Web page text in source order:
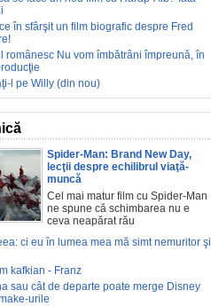
în sfârşit un film biografic despre Fred
românesc Nu vom îmbătrâni împreună, în
l pe Willy (din nou)
Spider-Man: Brand New Day,
lecţii despre echilibrul viaţă-
muncă
Cel mai matur film cu Spider-Man
ne spune că schimbarea nu e
ceva neapărat rău
ci eu în lumea mea mă simt nemuritor şi
kafkian - Franz
sau cât de departe poate merge Disney
urile